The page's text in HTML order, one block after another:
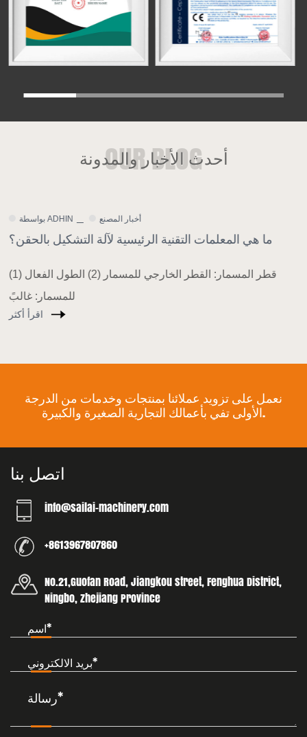
أحدث الأخبار والمدونة
ما هي
بواسطة ADHIN
المواد البلاستيكية القابلة للتحلل: الاتجاه
نعمل على تزويد عملائنا بمنتجات وخدمات من الدرجة
الأولى تفي بأعمالك التجارية الصغيرة والكبيرة.
اتصل بنا
info@sailai-machinery.com
+8613967807860
No.21,Guofan Road, Jiangkou street, Fenghua District,
Ningbo, Zhejiang Province